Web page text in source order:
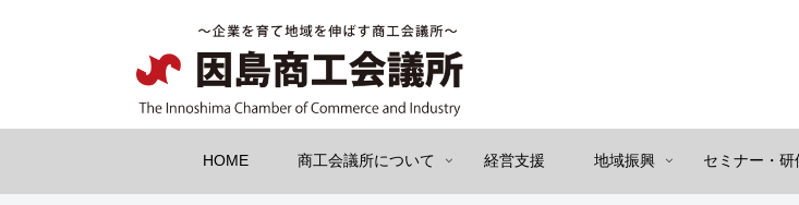
HOME 商工会議所について 経営支援 地域振興 セミナー・研